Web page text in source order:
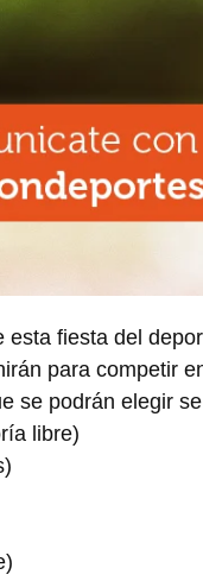
fiesta del
para competir
se podrán elegir
libre)